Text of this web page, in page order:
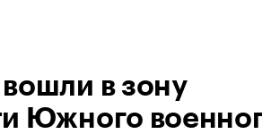
в зону
Южного